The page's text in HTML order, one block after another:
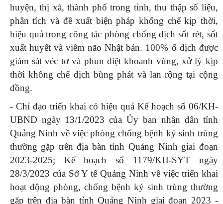
huyện, thị xã, thành phố trong tỉnh, thu thập số liệu,
phân tích và đề xuất biện pháp khống chế kịp thời,
hiệu quả trong công tác phòng chống dịch sốt rét, sốt
xuất huyết và viêm não Nhật bản. 100% ổ dịch được
giám sát véc tơ và phun diệt khoanh vùng, xử lý kịp
thời khống chế dịch bùng phát và lan rộng tại cộng
đồng.
- Chỉ đạo triển khai có hiệu quả Kế hoạch số 06/KH-
UBND ngày 13/1/2023 của Ủy ban nhân dân tỉnh
Quảng Ninh về việc phòng chống bệnh ký sinh trùng
thường gặp trên địa bàn tỉnh Quảng Ninh giai đoạn
2023-2025; Kế hoạch số 1179/KH-SYT ngày
28/3/2023 của Sở Y tế Quảng Ninh về việc triển khai
hoạt động phòng, chống bệnh ký sinh trùng thường
gặp trên địa bàn tỉnh Quảng Ninh giai đoạn 2023 -